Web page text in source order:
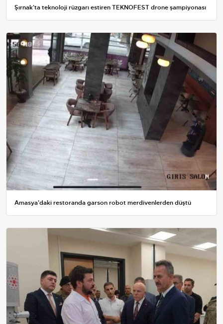
Şırnak'ta teknoloji rüzgarı estiren TEKNOFEST drone şampiyonası
Amasya'daki restoranda garson robot merdivenlerden düştü